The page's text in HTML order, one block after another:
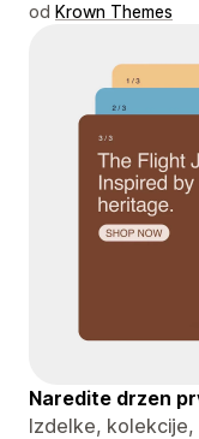
od Krown Themes
Naredite drzen
Izdelke, kolekcije,